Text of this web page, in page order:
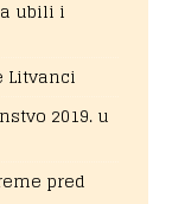
ubili i
Litvanci
2019. u
pred